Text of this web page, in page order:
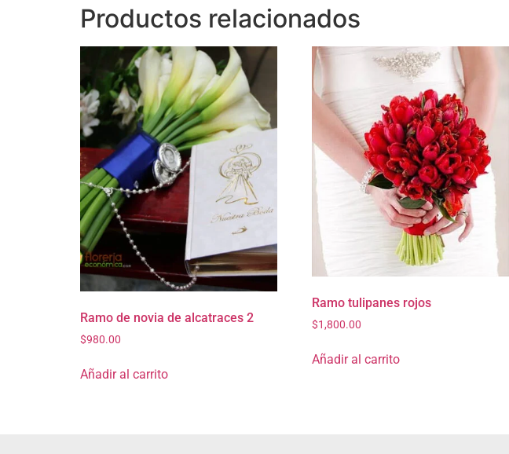
Productos relacionados
Ramo de novia de alcatraces 2
$980.00
Añadir al carrito
Ramo tulipanes rojos
$1,800.00
Añadir al carrito